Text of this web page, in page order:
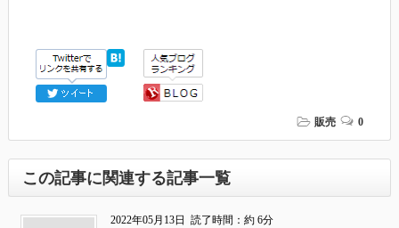
販売 0
この記事に関連する記事一覧
2022年05月13日 読了時間：約 6分